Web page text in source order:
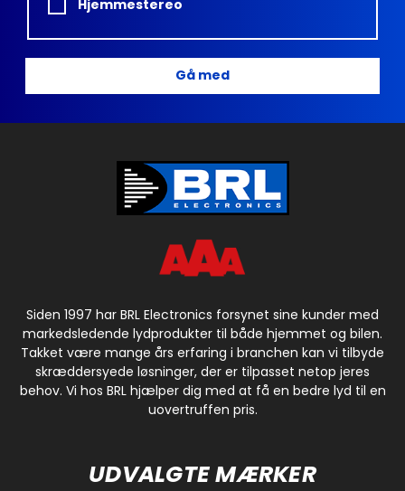
Hjemmestereo
Gå med
Siden 1997 har BRL Electronics forsynet sine kunder med
markedsledende lydprodukter til både hjemmet og bilen.
Takket være mange års erfaring i branchen kan vi tilbyde
skræddersyede løsninger, der er tilpasset netop jeres
behov. Vi hos BRL hjælper dig med at få en bedre lyd til en
uovertruffen pris.
UDVALGTE MÆRKER